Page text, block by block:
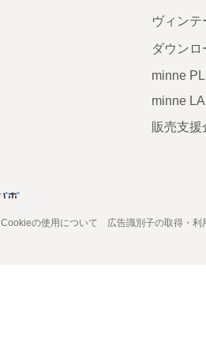
ヴィンテ
ダウンロ
minne
minne
販売支援
Cookieの使用について 広告識別子の取得・利